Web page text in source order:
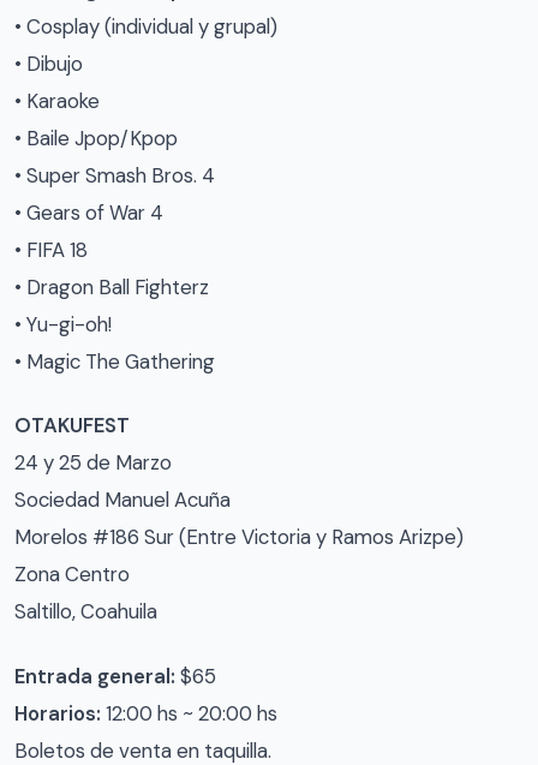
• Cosplay (individual y grupal)
• Dibujo
• Karaoke
• Baile Jpop/Kpop
• Super Smash Bros. 4
• Gears of War 4
• FIFA 18
• Dragon Ball Fighterz
• Yu-gi-oh!
• Magic The Gathering
OTAKUFEST
24 y 25 de Marzo
Sociedad Manuel Acuña
Morelos #186 Sur (Entre Victoria y Ramos Arizpe)
Zona Centro
Saltillo, Coahuila
Entrada general: $65
Horarios: 12:00 hs ~ 20:00 hs
Boletos de venta en taquilla.